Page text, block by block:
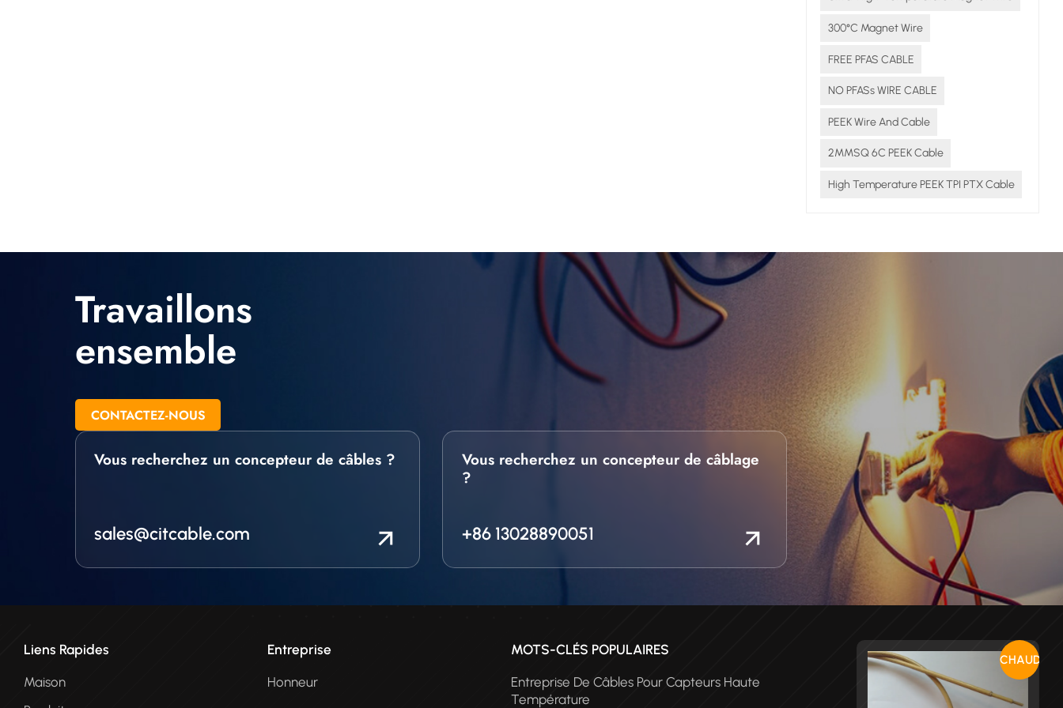
300°C Magnet Wire
FREE PFAS CABLE
NO PFASs WIRE CABLE
PEEK Wire And Cable
2MMSQ 6C PEEK Cable
High Temperature PEEK TPI PTX Cable
Travaillons
ensemble
CONTACTEZ-NOUS
Vous recherchez un concepteur de câbles ?
sales@citcable.com
Vous recherchez un concepteur de câblage
?
+86 13028890051
Liens Rapides
Maison
Entreprise
Honneur
MOTS-CLÉS POPULAIRES
Entreprise De Câbles Pour Capteurs Haute
Température
CHAUD